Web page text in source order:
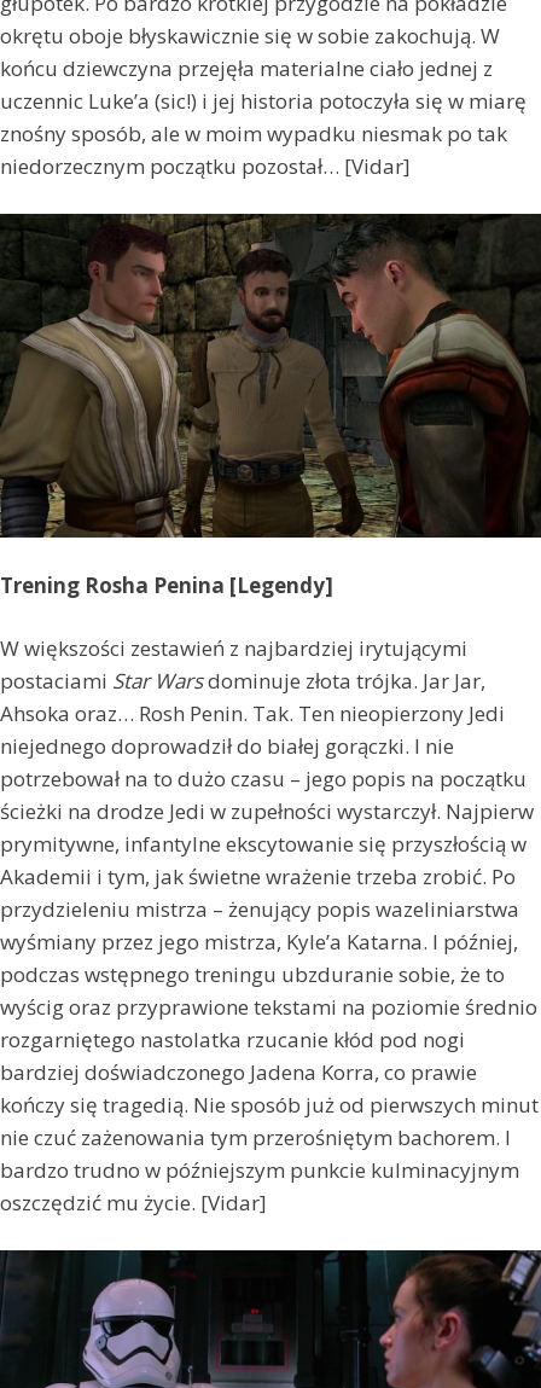
okrętu oboje błyskawicznie się w sobie zakochują. W
końcu dziewczyna przejęła materialne ciało jednej z
uczennic Luke’a (sic!) i jej historia potoczyła się w miarę
znośny sposób, ale w moim wypadku niesmak po tak
niedorzecznym początku pozostał… [Vidar]
Trening Rosha Penina [Legendy]
W większości zestawień z najbardziej irytującymi
postaciami Star Warsdominuje złota trójka. Jar Jar,
Ahsoka oraz… Rosh Penin. Tak. Ten nieopierzony Jedi
niejednego doprowadził do białej gorączki. I nie
potrzebował na to dużo czasu – jego popis na początku
ścieżki na drodze Jedi w zupełności wystarczył. Najpierw
prymitywne, infantylne ekscytowanie się przyszłością w
Akademii i tym, jak świetne wrażenie trzeba zrobić. Po
przydzieleniu mistrza – żenujący popis wazeliniarstwa
wyśmiany przez jego mistrza, Kyle’a Katarna. I później,
podczas wstępnego treningu ubzduranie sobie, że to
wyścig oraz przyprawione tekstami na poziomie średnio
rozgarniętego nastolatka rzucanie kłód pod nogi
bardziej doświadczonego Jadena Korra, co prawie
kończy się tragedią. Nie sposób już od pierwszych minut
nie czuć zażenowania tym przerośniętym bachorem. I
bardzo trudno w późniejszym punkcie kulminacyjnym
oszczędzić mu życie. [Vidar]